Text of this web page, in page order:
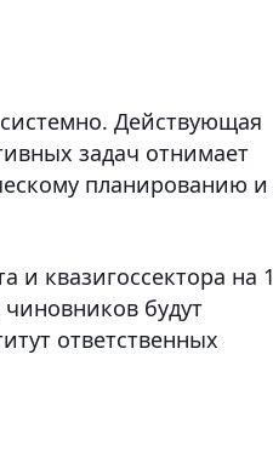
Действующая
задач отнимает
планированию и
и квазигоссектора на
будут
ответственных